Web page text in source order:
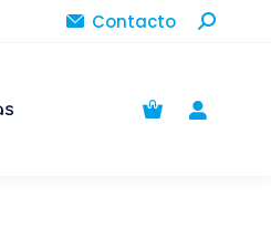
Contacto Buscar: